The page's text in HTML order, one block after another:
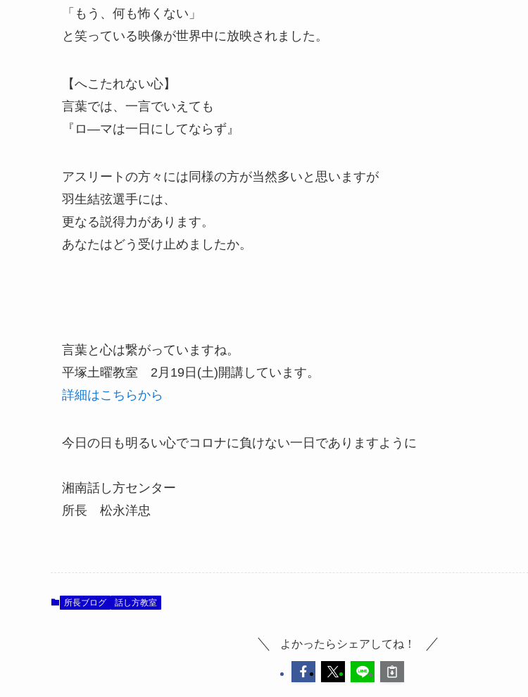
「もう、何も怖くない」
と笑っている映像が世界中に放映されました。
【へこたれない心】
言葉では、一言でいえても
『ロ―マは一日にしてならず』
アスリートの方々には同様の方が当然多いと思いますが
羽生結弦選手には、
更なる説得力があります。
あなたはどう受け止めましたか。
言葉と心は繋がっていますね。
平塚土曜教室 2月19日(土)開講しています。
詳細はこちらから
今日の日も明るい心でコロナに負けない一日でありますように
湘南話し方センター
所長 松永洋忠
所長ブログ 話し方教室
よかったらシェアしてね！